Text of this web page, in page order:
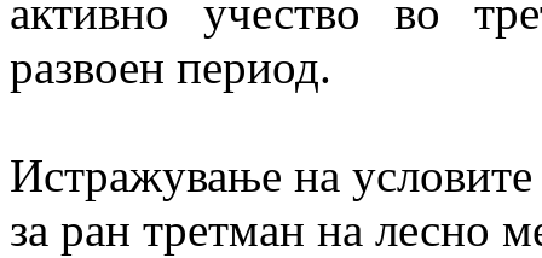
активно учество во
развоен период.
Истражување на
за ран третман на лесно